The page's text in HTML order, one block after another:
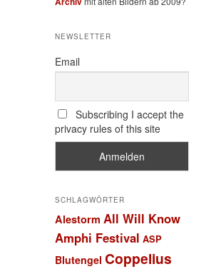
NEWSLETTER
Email
Subscribing I accept the
privacy rules of this site
SCHLAGWÖRTER
Alestorm All Will Know
Amphi Festival ASP
Blutengel Coppelius